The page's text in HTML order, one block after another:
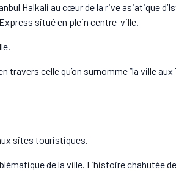
Halkali au cœur de la rive asiatique
situé en plein centre-ville.
celle qu’on surnomme “la ville aux
sites touristiques.
de la ville. L’histoire chahutée